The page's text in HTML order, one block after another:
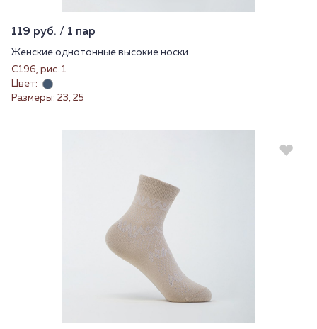
119 руб. / 1 пар
Женские однотонные высокие носки
С196, рис. 1
Цвет:
Размеры: 23, 25